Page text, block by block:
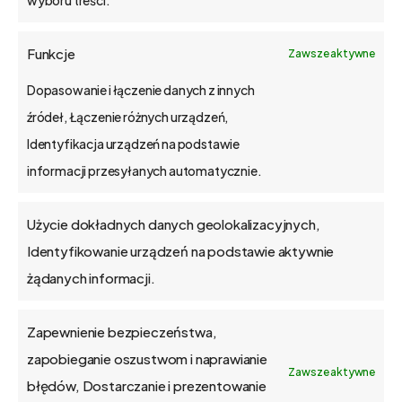
Funkcje Zawsze aktywne
Dopasowanie i łączenie danych z innych
źródeł, Łączenie różnych urządzeń,
Identyfikacja urządzeń na podstawie
informacji przesyłanych automatycznie.
Użycie dokładnych danych geolokalizacyjnych,
Identyfikowanie urządzeń na podstawie aktywnie
żądanych informacji.
Zapewnienie bezpieczeństwa,
zapobieganie oszustwom i naprawianie
błędów, Dostarczanie i prezentowanie
Zawsze aktywne
Zobacz nasz kanał na YouTube
Wróć do poprzedniej strony